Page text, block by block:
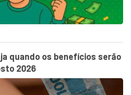
quando os benefícios serão
2026